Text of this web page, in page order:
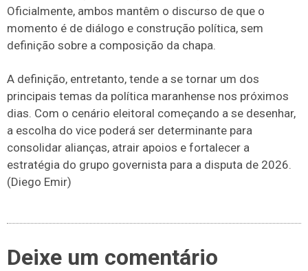
Oficialmente, ambos mantêm o discurso de que o
momento é de diálogo e construção política, sem
definição sobre a composição da chapa.
A definição, entretanto, tende a se tornar um dos
principais temas da política maranhense nos próximos
dias. Com o cenário eleitoral começando a se desenhar,
a escolha do vice poderá ser determinante para
consolidar alianças, atrair apoios e fortalecer a
estratégia do grupo governista para a disputa de 2026.
(Diego Emir)
Deixe um comentário